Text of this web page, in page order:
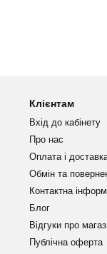
Клієнтам
Вхід до кабінету
Про нас
Оплата і
Обмін та
Контактна
Блог
Відгуки про
Публічна оферта